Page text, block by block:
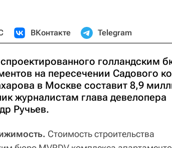
ВКонтакте Telegram
голландским
на пересечении Садового
в Москве составит 8,9
журналистам глава девелопера
Ручьев.
Стоимость строительства